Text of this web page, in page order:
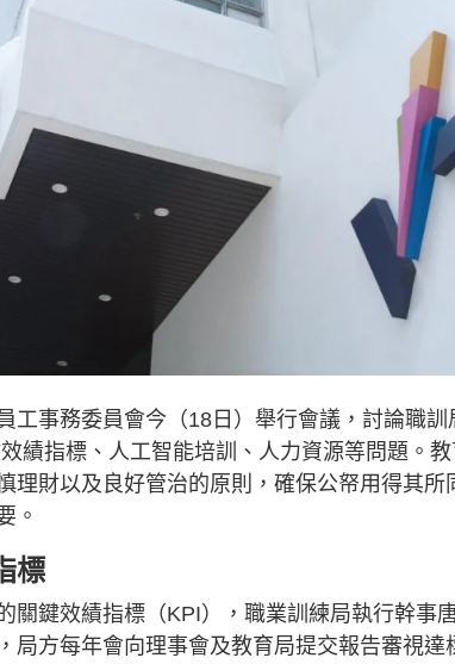
工事務委員會今（18日）舉行會議，討論職
績指標、人工智能培訓、人力資源等問題。
理財以及良好管治的原則，確保公帑用得其
。
標
關鍵效績指標（KPI），職業訓練局執行幹事
局方每年會向理事會及教育局提交報告審視